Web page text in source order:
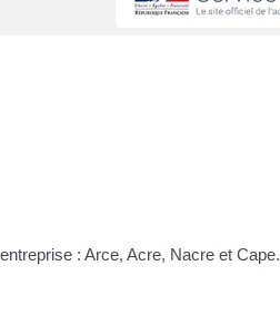
: Arce, Acre, Nacre et Cape.